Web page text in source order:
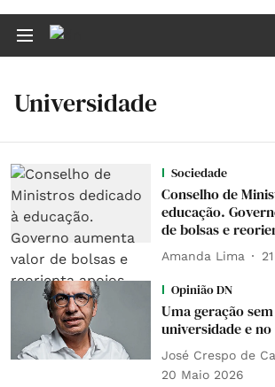
Universidade
Sociedade
Conselho de
educação.
de bolsas e
Amanda Lima
Opinião DN
Uma geração
universidade e
José Crespo de
20 Maio 2026